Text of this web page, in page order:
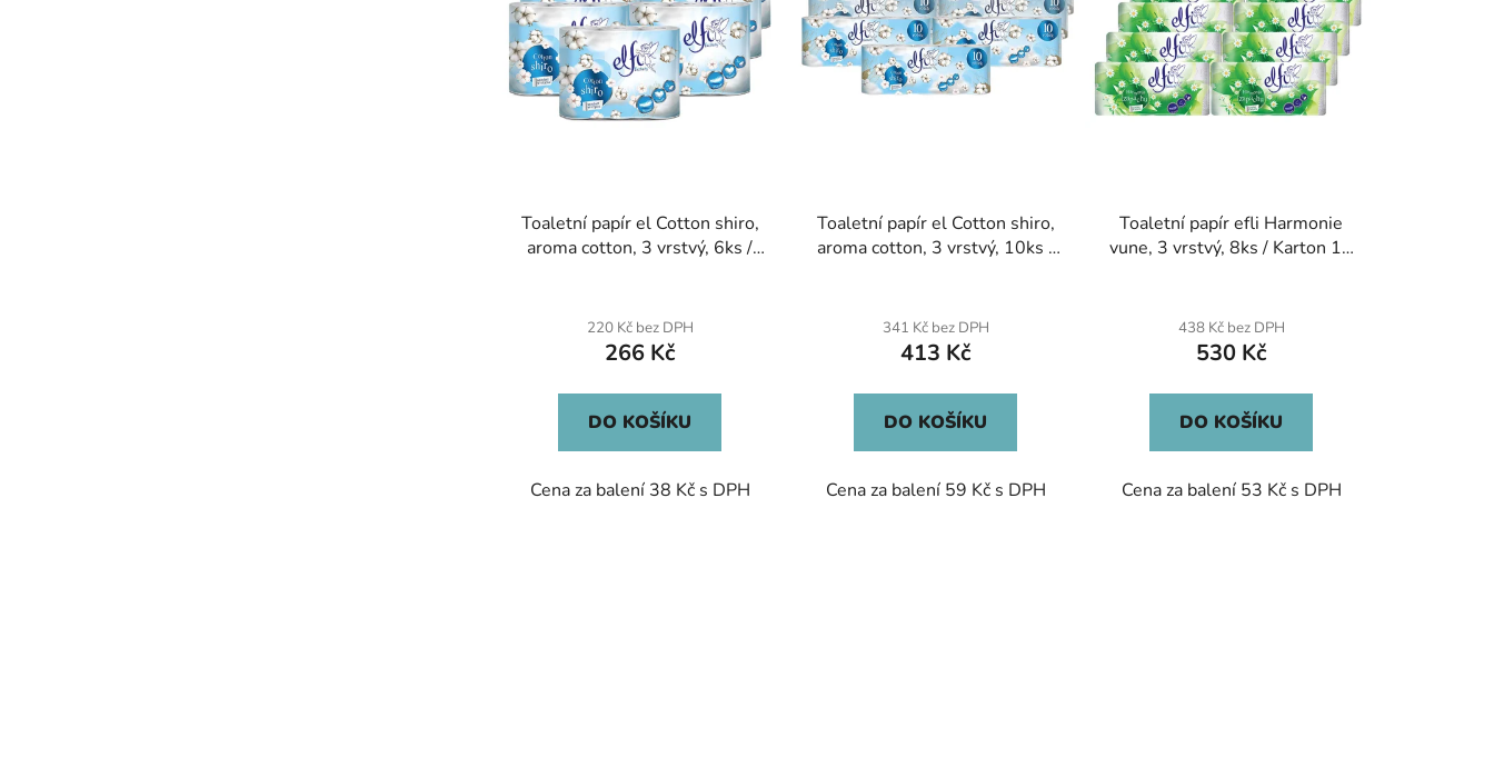
Toaletní papír el Cotton shiro,
aroma cotton, 3 vrstvý, 6ks /
220 Kč bez DPH
266 Kč
DO KOŠÍKU
Cena za balení 38 Kč s DPH
Toaletní papír el Cotton shiro,
aroma cotton, 3 vrstvý, 10ks /
341 Kč bez DPH
413 Kč
DO KOŠÍKU
Cena za balení 59 Kč s DPH
Toaletní papír efli Harmonie
vune, 3 vrstvý, 8ks / Karton 10
438 Kč bez DPH
530 Kč
DO KOŠÍKU
Cena za balení 53 Kč s DPH